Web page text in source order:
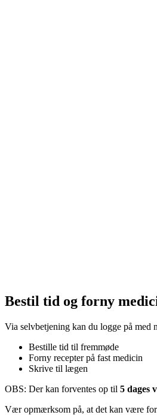
Bestil tid og forny
Via selvbetjening kan du logge på med
Bestille tid til fremmøde
Forny recepter på fast medicin
Skrive til lægen
OBS: Der kan forventes op til 5 dages
Vær opmærksom på, at det kan være